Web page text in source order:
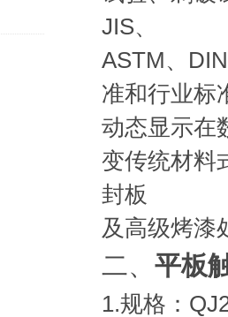
JIS、
ASTM、
准和行业标
动态显示在
变传统材料
封板
及高级烤漆
二、 平板
1.规格：